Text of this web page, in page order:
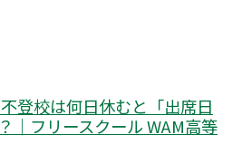
登校は何日休むと「出席日
｜フリースクール WAM高等